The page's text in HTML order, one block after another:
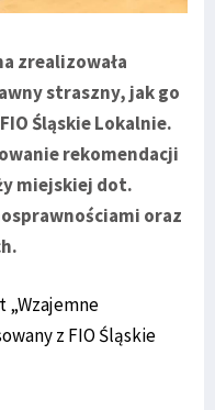
zrealizowała
straszny, jak go
Śląskie Lokalnie.
rekomendacji
miejskiej dot.
oraz
„Wzajemne
z FIO Śląskie